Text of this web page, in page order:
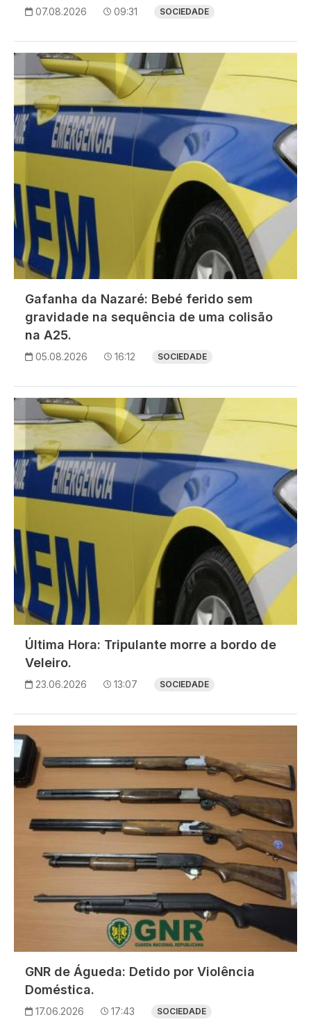
07.08.2026 09:31 SOCIEDADE
Imagem
Gafanha da Nazaré: Bebé ferido sem
gravidade na sequência de uma colisão
na A25.
05.08.2026 16:12 SOCIEDADE
Imagem
Última Hora: Tripulante morre a bordo de
Veleiro.
23.06.2026 13:07 SOCIEDADE
Imagem
GNR de Águeda: Detido por Violência
Doméstica.
17.06.2026 17:43 SOCIEDADE